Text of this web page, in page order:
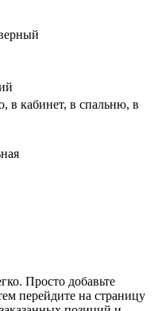
в кабинет, в спальню, в
Просто добавьте
перейдите на страницу